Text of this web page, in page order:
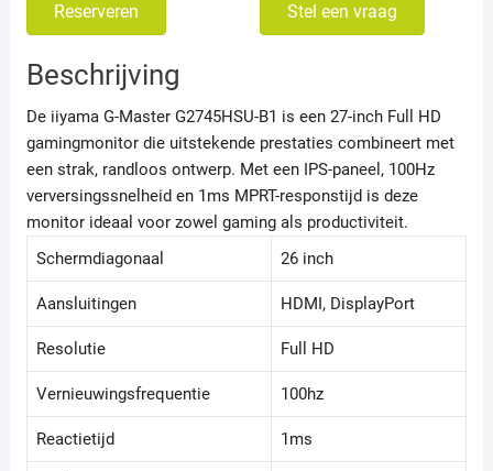
Reserveren Stel een vraag
Beschrijving
De iiyama G-Master G2745HSU-B1 is een 27-inch Full HD
gamingmonitor die uitstekende prestaties combineert met
een strak, randloos ontwerp. Met een IPS-paneel, 100Hz
verversingssnelheid en 1ms MPRT-responstijd is deze
monitor ideaal voor zowel gaming als productiviteit.
Schermdiagonaal
26 inch
Aansluitingen HDMI, DisplayPort
Resolutie Full HD
Vernieuwingsfrequentie 100hz
Reactietijd 1ms